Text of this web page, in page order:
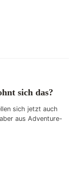
sich das?
sich jetzt auch
aus Adventure-